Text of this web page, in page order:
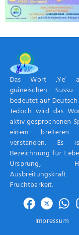
Das Wort ‚Ye‘
guineischen Sussu
bedeutet auf Deutsch
Jedoch wird das
aktiv gesprochenen
einem breiteren
verstanden. Es
Bezeichnung für
Ursprung,
Fruchtbarkeit.
Impressum